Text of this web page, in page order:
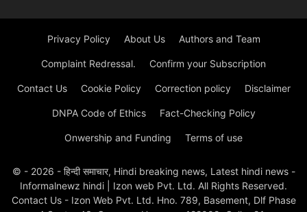
Privacy Policy About Us Authors and Team
Complaint Redressal. Confirm your Subscription
Contact Us Cookie Policy Correction policy Disclaimer
DNPA Code of Ethics Fact-Checking Policy
Onwership and Funding Terms of use
© - 2026 - हिन्दी समाचार, Hindi breaking news, Latest hindi news -
Informalnewz hindi | Izon web Pvt. Ltd. All Rights Reserved.
Contact Us - Izon Web Pvt. Ltd. Hno. 789, Basement, Dlf Phase